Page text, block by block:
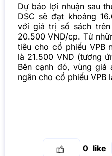
Dự báo lợi nhuận sau
DSC sẽ đạt khoảng
với giá trị sổ sách
20.500 VND/cp. Từ
tiêu cho cổ phiếu VPB
là 21.500 VND (tương
Bên cạnh đó, vùng giá
ngân cho cổ phiếu VPB
0